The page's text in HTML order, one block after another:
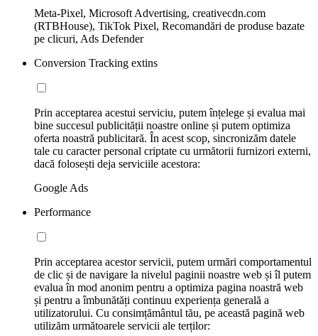
Meta-Pixel, Microsoft Advertising, creativecdn.com
(RTBHouse), TikTok Pixel, Recomandări de produse bazate
pe clicuri, Ads Defender
Conversion Tracking extins
Prin acceptarea acestui serviciu, putem înțelege și evalua mai
bine succesul publicității noastre online și putem optimiza
oferta noastră publicitară. În acest scop, sincronizăm datele
tale cu caracter personal criptate cu următorii furnizori externi,
dacă folosești deja serviciile acestora:
Google Ads
Performance
Prin acceptarea acestor servicii, putem urmări comportamentul
de clic și de navigare la nivelul paginii noastre web și îl putem
evalua în mod anonim pentru a optimiza pagina noastră web
și pentru a îmbunătăți continuu experiența generală a
utilizatorului. Cu consimțământul tău, pe această pagină web
utilizăm următoarele servicii ale terților: